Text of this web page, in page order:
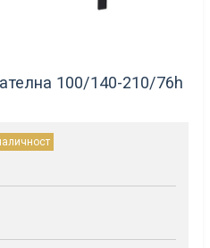
100/140-210/76h